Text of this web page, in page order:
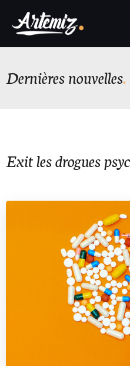
Dernières nouvelles
Exit les drogues